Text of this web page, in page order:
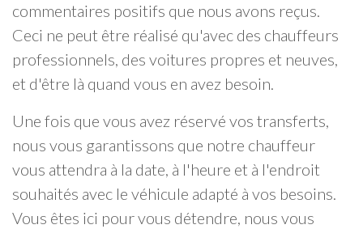
commentaires positifs que nous avons reçus.
Ceci ne peut être réalisé qu'avec des chauffeurs
professionnels, des voitures propres et neuves,
et d'être là quand vous en avez besoin.
Une fois que vous avez réservé vos transferts,
nous vous garantissons que notre chauffeur
vous attendra à la date, à l'heure et à l'endroit
souhaités avec le véhicule adapté à vos besoins.
Vous êtes ici pour vous détendre, nous vous